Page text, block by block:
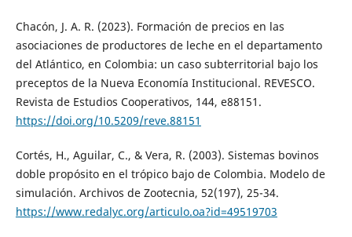
Chacón, J. A. R. (2023). Formación de precios en las
asociaciones de productores de leche en el departamento
del Atlántico, en Colombia: un caso subterritorial bajo los
preceptos de la Nueva Economía Institucional. REVESCO.
Revista de Estudios Cooperativos, 144, e88151.
https://doi.org/10.5209/reve.88151
Cortés, H., Aguilar, C., & Vera, R. (2003). Sistemas bovinos
doble propósito en el trópico bajo de Colombia. Modelo de
simulación. Archivos de Zootecnia, 52(197), 25-34.
https://www.redalyc.org/articulo.oa?id=49519703